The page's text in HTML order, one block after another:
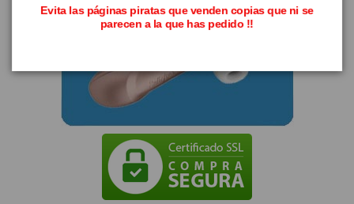
Evita las páginas piratas que venden copias que ni se
parecen a la que has pedido !!